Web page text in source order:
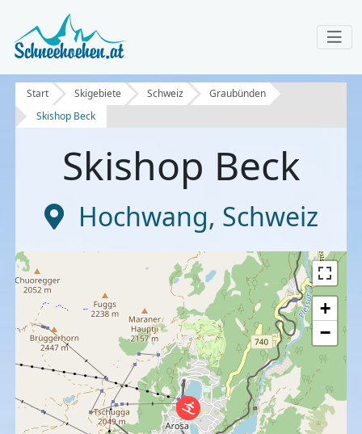
Start Skigebiete Schweiz
Graubünden
Skishop Beck
Skishop Beck
Hochwang, Schweiz
+
−